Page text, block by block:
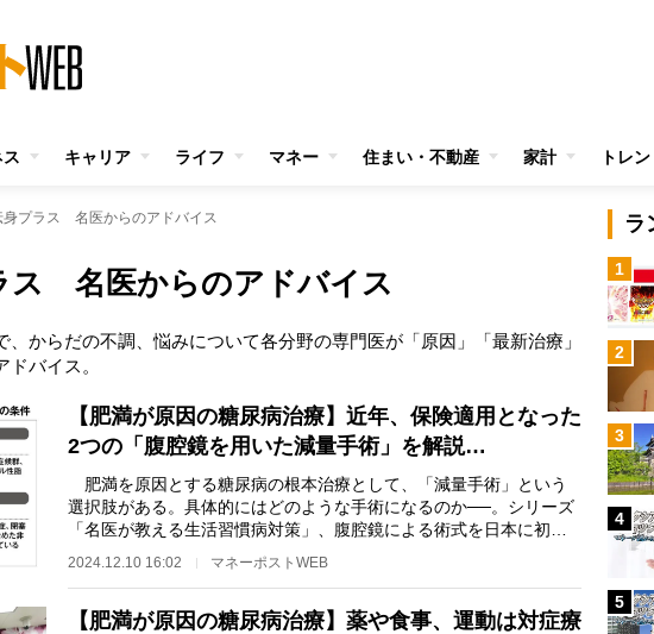
ス キャリア ライフ マネー 住まい・不動産 家計 トレ
身プラス 名医からのアドバイス
ス 名医からのアドバイス
からだの不調、悩みについて各分野の専門医が「原因」「最新治療」
ドバイス。
【肥満が原因の糖尿病治療】近年、保険適用となった
2つの「腹腔鏡を用いた減量手術」を解説…
肥満を原因とする糖尿病の根本治療として、「減量手術」という
選択肢がある。具体的にはどのような手術になるのか──。シリーズ
「名医が教える生活習慣病対策」、腹腔鏡による術式を日本に初め
2024.12.10 16:02 マネーポストWEB
【肥満が原因の糖尿病治療】薬や食事、運動は対症療
ラ
1
2
3
4
5